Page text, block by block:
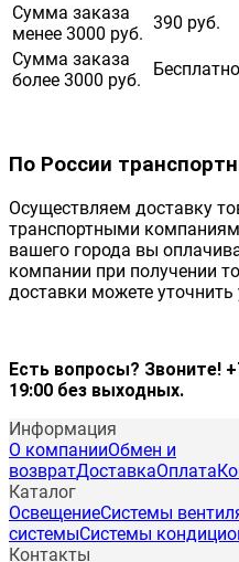
Сумма заказа
менее 3000 руб.
390 руб.
Сумма заказа
более 3000 руб.
Бесплатно
По России
Осуществляем доставку
транспортными
вашего города вы
компании при получении
доставки можете
Есть вопросы? Звоните!
19:00 без выходных.
Информация
О компанииОбмен и
возвратДоставкаОплата
Каталог
ОсвещениеСистемы
системыСистемы
Контакты